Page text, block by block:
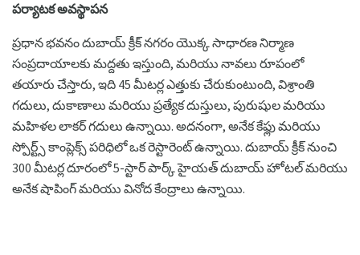
పర్యాటక అవస్థాపన
ప్రధాన భవనం దుబాయ్ క్రీక్ నగరం యొక్క సాధారణ నిర్మాణ
సంప్రదాయాలకు మద్దతు ఇస్తుంది, మరియు నావలు రూపంలో
తయారు చేస్తారు, ఇది 45 మీటర్ల ఎత్తుకు చేరుకుంటుంది, విశ్రాంతి
గదులు, దుకాణాలు మరియు ప్రత్యేక దుస్తులు, పురుషుల మరియు
మహిళల లాకర్ గదులు ఉన్నాయి. అదనంగా, అనేక కేఫ్లు మరియు
స్పోర్ట్స్ కాంప్లెక్స్ పరిధిలో ఒక రెస్టారెంట్ ఉన్నాయి. దుబాయ్ క్రీక్ నుంచి
300 మీటర్ల దూరంలో 5-స్టార్ పార్క్ హైయత్ దుబాయ్ హోటల్ మరియు
అనేక షాపింగ్ మరియు వినోద కేంద్రాలు ఉన్నాయి.